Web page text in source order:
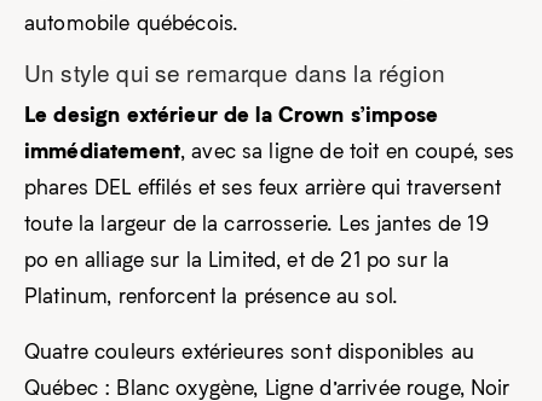
automobile québécois.
Un style qui se remarque dans la région
Le design extérieur de la Crown s’impose
immédiatement, avec sa ligne de toit en coupé, ses
phares DEL effilés et ses feux arrière qui traversent
toute la largeur de la carrosserie. Les jantes de 19
po en alliage sur la Limited, et de 21 po sur la
Platinum, renforcent la présence au sol.
Quatre couleurs extérieures sont disponibles au
Québec : Blanc oxygène, Ligne d’arrivée rouge, Noir